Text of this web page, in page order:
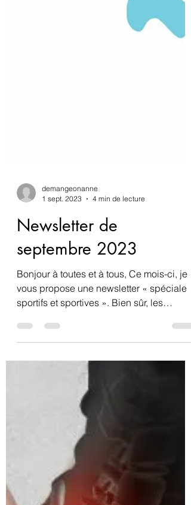
1 sept. 2023
Newsletter de
septembre 2023
Bonjour à toutes et à tous, Ce mois-ci, je
vous propose une newsletter « spéciale
sportifs et sportives ». Bien sûr, les